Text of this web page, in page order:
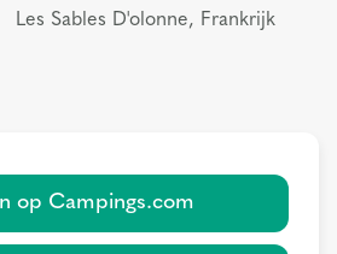
Les Sables D'olonne, Frankrijk
op Campings.com